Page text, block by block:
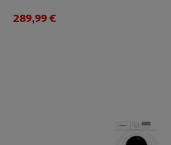
289,99 €